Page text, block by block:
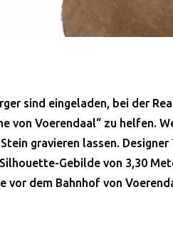
sind eingeladen, bei der
von Voerendaal“ zu helfen.
gravieren lassen.
Gebilde von 3,30
vor dem Bahnhof von